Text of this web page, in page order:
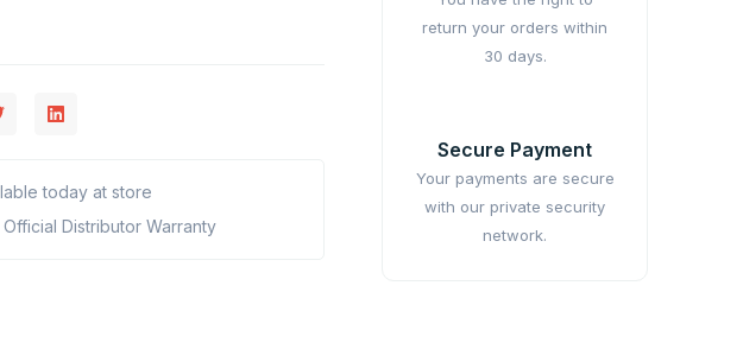
today at store
Official Distributor Warranty
return your orders within
30 days.
Secure Payment
Your payments are secure
with our private security
network.